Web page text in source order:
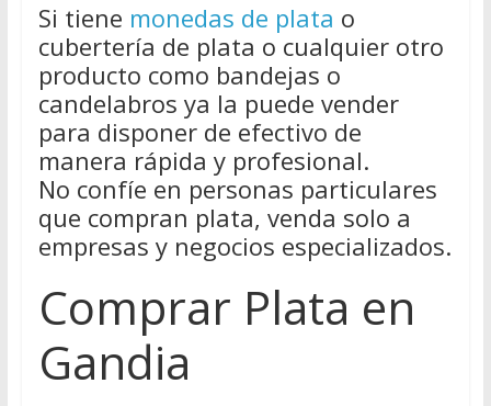
Si tiene monedas de plata o
cubertería de plata o cualquier otro
producto como bandejas o
candelabros ya la puede vender
para disponer de efectivo de
manera rápida y profesional.
No confíe en personas particulares
que compran plata, venda solo a
empresas y negocios especializados.
Comprar Plata en
Gandia